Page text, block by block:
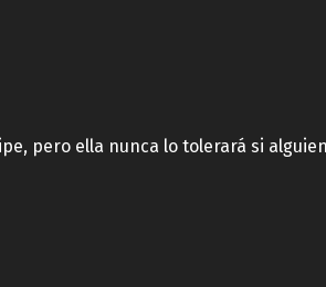
pero ella nunca lo tolerará si alguien